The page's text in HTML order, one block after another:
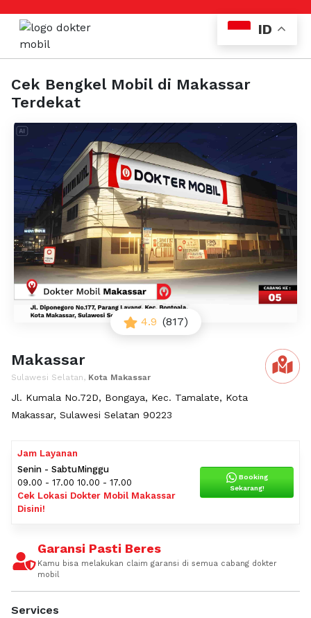
Cek Bengkel Mobil di Makassar
Terdekat
4.9 (817)
Makassar
Sulawesi Selatan, Kota Makassar
Jl. Kumala No.72D, Bongaya, Kec. Tamalate, Kota
Makassar, Sulawesi Selatan 90223
Jam Layanan
Senin - Sabtu
09.00 - 17.00
Minggu
10.00 - 17.00
Cek Lokasi Dokter Mobil Makassar
Disini!
Booking
Sekarang!
Garansi Pasti Beres
Kamu bisa melakukan claim garansi di semua cabang dokter
mobil
Services
ID